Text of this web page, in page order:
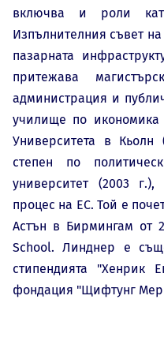
включва и роли
Изпълнителния съвет
пазарната
притежава
администрация и
училище по
Университета в Кьолн
степен по
университет (2003
процес на ЕС. ​ Той е
Астън в Бирмингам от
School. Линднер е
стипендията "Хенрик
фондация "Щифтунг